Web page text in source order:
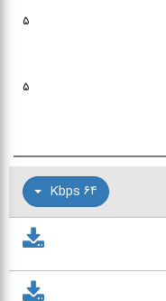
۵
۵
۶۴ Kbps